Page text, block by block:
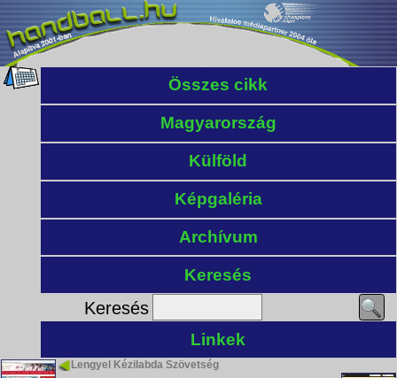
Összes cikk
Magyarország
Külföld
Képgaléria
Archívum
Keresés
Keresés
Linkek
Lengyel Kézilabda Szövetség